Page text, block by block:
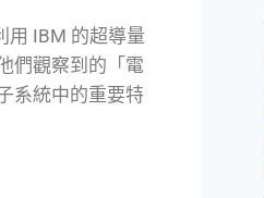
用 IBM 的超導量
們觀察到的「電
系統中的重要特